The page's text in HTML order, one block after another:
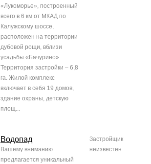
«Лукоморье», построенный
всего в 6 км от МКАД по
Калужскому шоссе,
расположен на территории
дубовой рощи, вблизи
усадьбы «Бачурино».
Территория застройки – 6,8
га. Жилой комплекс
включает в себя 19 домов,
здание охраны, детскую
площ...
Водопад
Вашему вниманию
предлагается уникальный
Застройщик
неизвестен